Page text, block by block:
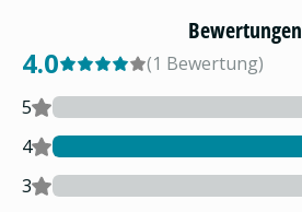
Bewertungen
4.0 (1 Bewertung)
5
4
3